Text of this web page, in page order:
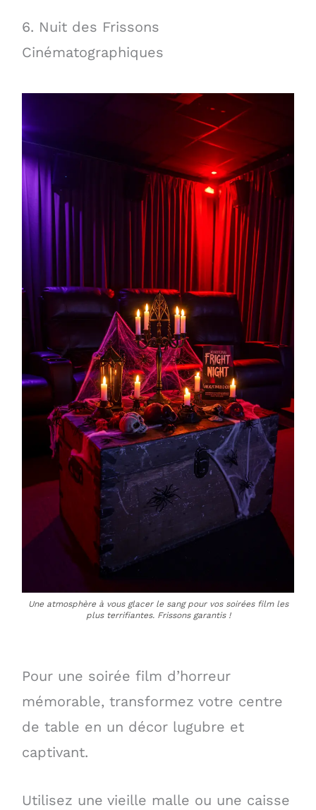
6. Nuit des Frissons
Cinématographiques
Une atmosphère à vous glacer le sang pour vos soirées film les
plus terrifiantes. Frissons garantis !
Pour une soirée film d’horreur
mémorable, transformez votre centre
de table en un décor lugubre et
captivant.
Utilisez une vieille malle ou une caisse